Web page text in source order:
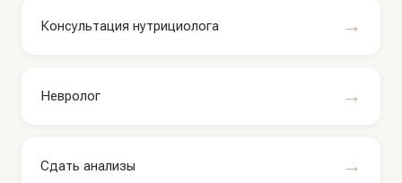
Консультация нутрициолога →
Невролог →
Сдать анализы →